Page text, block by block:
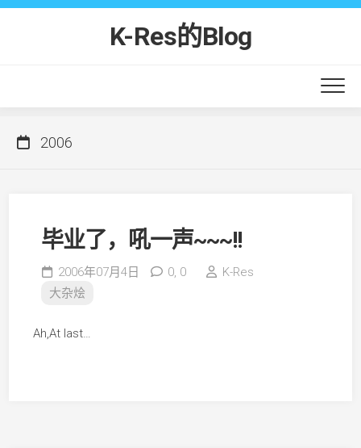
Skip
K-Res的Blog
2006
毕业了，吼一声~~~!!
2006年07月4日 0, 0
K-Res
大杂烩
Ah,At last…